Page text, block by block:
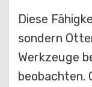
Diese
sondern
Werkzeuge
beobachten.